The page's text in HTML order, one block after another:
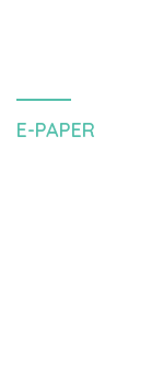
E-PAPER